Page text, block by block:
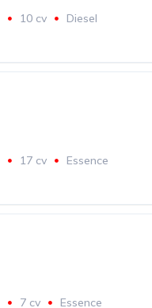
10 cv Diesel
17 cv Essence
7 cv Essence